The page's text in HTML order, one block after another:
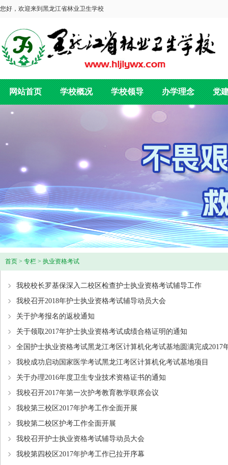
您好，欢迎来到黑龙江省林业卫生学校
网站首页 学校概况 学校领导 办学理念 党
首页 > 专栏 > 执业资格考试
我校校长罗基保深入二校区检查护士执业资格考试辅导工作
我校召开2018年护士执业资格考试辅导动员大会
关于护考报名的返校通知
关于领取2017年护士执业资格考试成绩合格证明的通知
全国护士执业资格考试黑龙江考区计算机化考试基地圆满完成2017
我校成功启动国家医学考试黑龙江考区计算机化考试基地项目
关于办理2016年度卫生专业技术资格证书的通知
我校召开2017年第一次护考教育教学联席会议
我校第三校区2017年护考工作全面开展
我校第二校区护考工作全面开展
我校召开护士执业资格考试辅导动员大会
我校第四校区2017年护考工作已拉开序幕